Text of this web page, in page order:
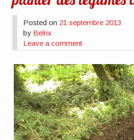
Posted on 21 septembre 2013
by Belrix
Leave a comment